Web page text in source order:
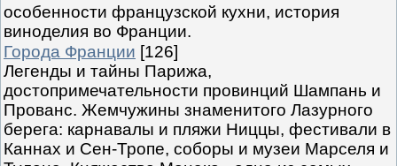
особенности французской кухни, история
виноделия во Франции.
Города Франции [126]
Легенды и тайны Парижа,
достопримечательности провинций Шампань и
Прованс. Жемчужины знаменитого Лазурного
берега: карнавалы и пляжи Ниццы, фестивали в
Каннах и Сен-Тропе, соборы и музеи Марселя и